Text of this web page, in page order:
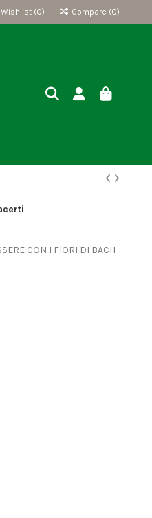
Wishlist (0) Compare (0)
CON I FIORI DI BACH